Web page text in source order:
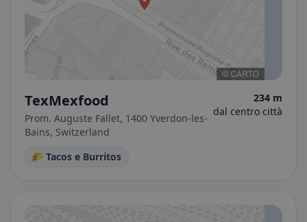
TexMexfood
Prom. Auguste Fallet, 1400 Yverdon-les-
Bains, Switzerland
234 m
dal centro città
🌮 Tacos e Burritos